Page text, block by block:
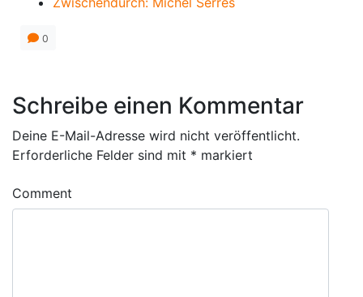
0
Schreibe einen Kommentar
Deine E-Mail-Adresse wird nicht veröffentlicht.
Erforderliche Felder sind mit * markiert
Comment